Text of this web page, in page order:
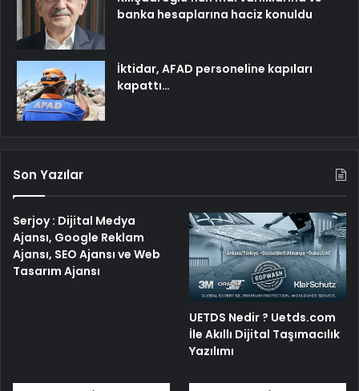
banka hesaplarına haciz konuldu
İktidar, AFAD personeline kapıları
kapattı…
Son Yazılar
Serjoy : Dijital Medya
Ajansı, Google Reklam
Ajansı, SEO Ajansı ve Web
Tasarım Ajansı
UETDS Nedir ? Uetds.com
İle Akıllı Dijital Taşımacılık
Yazılımı